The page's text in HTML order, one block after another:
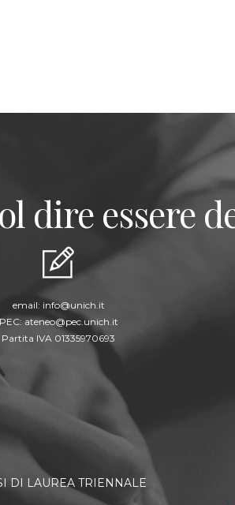
dire essere
email: info@unich.it
ateneo@pec.unich.it
Partita IVA 01335970693
DI LAUREA TRIENNALE